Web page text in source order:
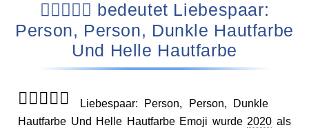
🧑🏿‍❤️‍🧑🏻 bedeutet Liebespaar:
Person, Person, Dunkle Hautfarbe
Und Helle Hautfarbe
🧑🏿‍❤️‍🧑🏻
Liebespaar: Person, Person, Dunkle
Hautfarbe Und Helle Hautfarbe Emoji wurde 2020 als